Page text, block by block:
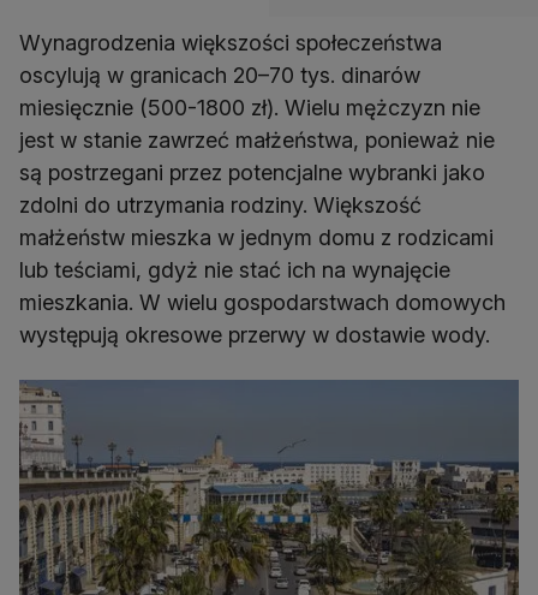
Wynagrodzenia większości społeczeństwa
oscylują w granicach 20–70 tys. dinarów
miesięcznie (500-1800 zł). Wielu mężczyzn nie
jest w stanie zawrzeć małżeństwa, ponieważ nie
są postrzegani przez potencjalne wybranki jako
zdolni do utrzymania rodziny. Większość
małżeństw mieszka w jednym domu z rodzicami
lub teściami, gdyż nie stać ich na wynajęcie
mieszkania. W wielu gospodarstwach domowych
występują okresowe przerwy w dostawie wody.